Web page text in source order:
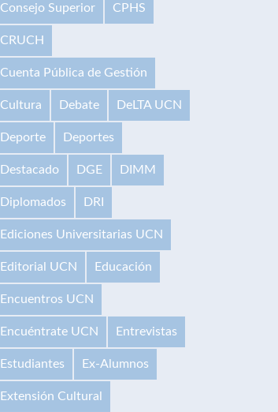
Consejo Superior CPHS
CRUCH
Cuenta Pública de Gestión
Cultura Debate DeLTA UCN
Deporte Deportes
Destacado DGE DIMM
Diplomados DRI
Ediciones Universitarias UCN
Editorial UCN Educación
Encuentros UCN
Encuéntrate UCN Entrevistas
Estudiantes Ex-Alumnos
Extensión Cultural